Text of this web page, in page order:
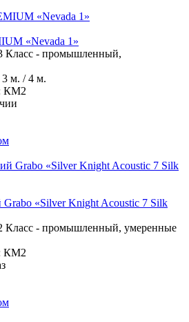
«Nevada 1»
Класс - промышленный,
3 м. / 4 м.
КМ2
«Silver Knight Acoustic 7 Silk
Класс - промышленный, умеренные
КМ2